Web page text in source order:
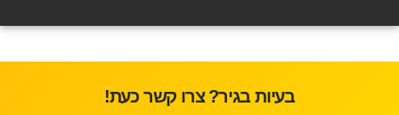
בעיות בגיר? צרו קשר כעת!